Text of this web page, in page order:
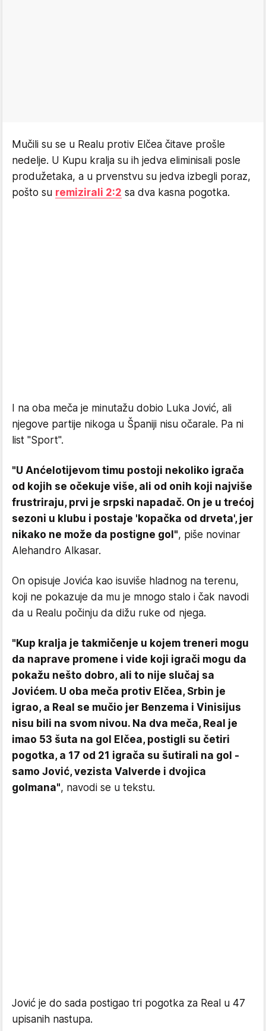
Mučili su se u Realu protiv Elčea čitave prošle
nedelje. U Kupu kralja su ih jedva eliminisali posle
produžetaka, a u prvenstvu su jedva izbegli poraz,
pošto su remizirali 2:2 sa dva kasna pogotka.
I na oba meča je minutažu dobio Luka Jović, ali
njegove partije nikoga u Španiji nisu očarale. Pa ni
list "Sport".
"U Anćelotijevom timu postoji nekoliko igrača
od kojih se očekuje više, ali od onih koji najviše
frustriraju, prvi je srpski napadač. On je u trećoj
sezoni u klubu i postaje 'kopačka od drveta', jer
nikako ne može da postigne gol", piše novinar
Alehandro Alkasar.
On opisuje Jovića kao isuviše hladnog na terenu,
koji ne pokazuje da mu je mnogo stalo i čak navodi
da u Realu počinju da dižu ruke od njega.
"Kup kralja je takmičenje u kojem treneri mogu
da naprave promene i vide koji igrači mogu da
pokažu nešto dobro, ali to nije slučaj sa
Jovićem. U oba meča protiv Elčea, Srbin je
igrao, a Real se mučio jer Benzema i Vinisijus
nisu bili na svom nivou. Na dva meča, Real je
imao 53 šuta na gol Elčea, postigli su četiri
pogotka, a 17 od 21 igrača su šutirali na gol -
samo Jović, vezista Valverde i dvojica
golmana", navodi se u tekstu.
Jović je do sada postigao tri pogotka za Real u 47
upisanih nastupa.